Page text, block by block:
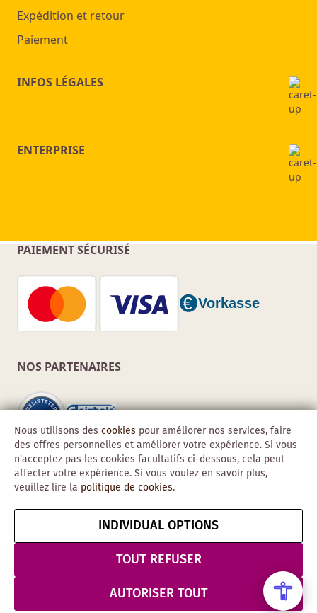
Expédition et retour
Paiement
INFOS LÉGALES
ENTERPRISE
PAIEMENT SÉCURISÉ
NOS PARTENAIRES
Copyright © 2026 Obadis GmbH
MentionsCGVConfidentialité
& Sécurité
Résilier le contrat
Nous utilisons des cookies pour améliorer nos services, faire
des offres personnelles et améliorer votre expérience. Si vous
n'acceptez pas les cookies facultatifs ci-dessous, cela peut
affecter votre expérience. Si vous voulez en savoir plus,
veuillez lire la politique de cookies.
INDIVIDUAL OPTIONS
TOUT REFUSER
AUTORISER TOUT